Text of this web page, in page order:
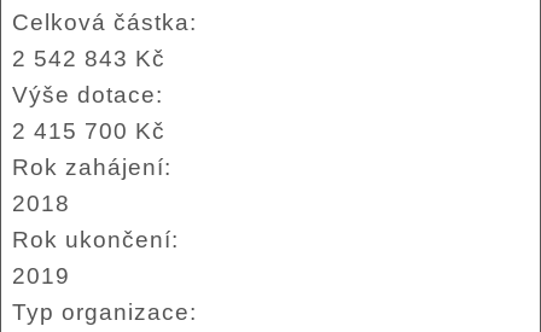
Celková částka:
2 542 843 Kč
Výše dotace:
2 415 700 Kč
Rok zahájení:
2018
Rok ukončení:
2019
Typ organizace: